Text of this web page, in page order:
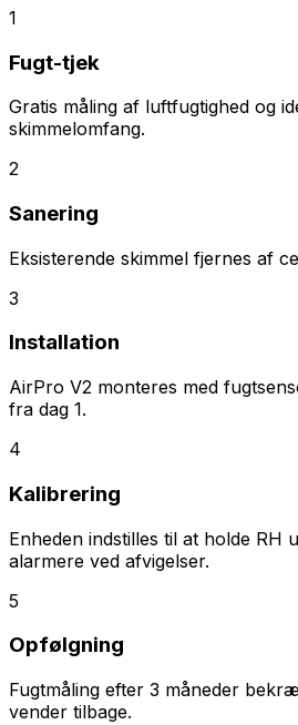
1
Fugt-tjek
Gratis måling af luftfugtighed og
skimmelomfang.
2
Sanering
Eksisterende skimmel fjernes af
3
Installation
AirPro V2 monteres med
fra dag 1.
4
Kalibrering
Enheden indstilles til at holde RH
alarmere ved afvigelser.
5
Opfølgning
Fugtmåling efter 3 måneder
vender tilbage.